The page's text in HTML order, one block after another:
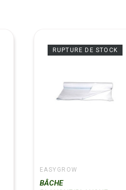
RUPTURE DE STOCK
EASYGROW
BÂCHE